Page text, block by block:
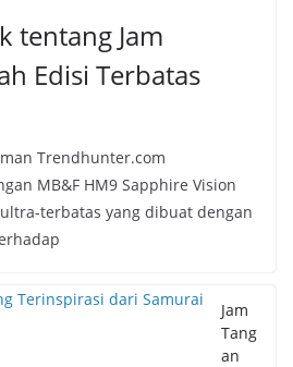
tentang Jam
Edisi Terbatas
Trendhunter.com
MB&F HM9 Sapphire Vision
terbatas yang dibuat dengan
Jam
Tang
an